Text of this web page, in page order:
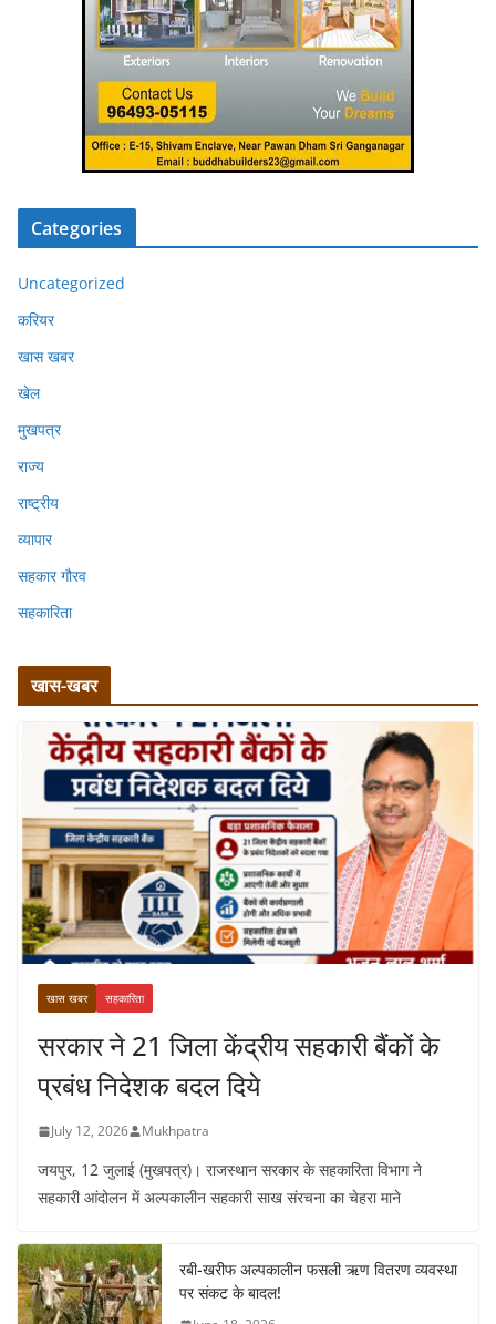
Categories
Uncategorized
करियर
खास खबर
खेल
मुखपत्र
राज्य
राष्ट्रीय
व्यापार
सहकार गौरव
सहकारिता
खास-खबर
खास खबर सहकारिता
सरकार ने 21 जिला केंद्रीय सहकारी बैंकों के
प्रबंध निदेशक बदल दिये
July 12, 2026 Mukhpatra
जयपुर, 12 जुलाई (मुखपत्र)। राजस्थान सरकार के सहकारिता विभाग ने
सहकारी आंदोलन में अल्पकालीन सहकारी साख संरचना का चेहरा माने
रबी-खरीफ अल्पकालीन फसली ऋण वितरण व्यवस्था
पर संकट के बादल!